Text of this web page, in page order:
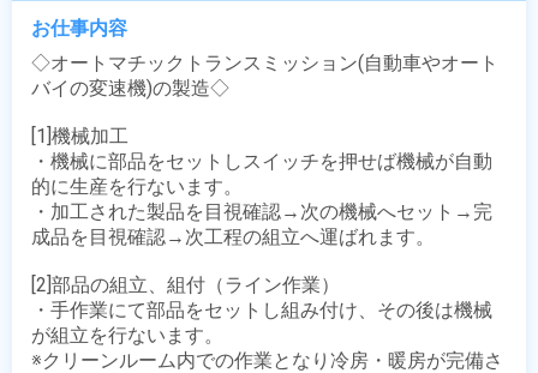
お仕事内容
◇オートマチックトランスミッション(自動車やオート
バイの変速機)の製造◇
[1]機械加工
・機械に部品をセットしスイッチを押せば機械が自動
的に生産を行ないます。
・加工された製品を目視確認→次の機械へセット→完
成品を目視確認→次工程の組立へ運ばれます。
[2]部品の組立、組付（ライン作業）
・手作業にて部品をセットし組み付け、その後は機械
が組立を行ないます。
※クリーンルーム内での作業となり冷房・暖房が完備さ